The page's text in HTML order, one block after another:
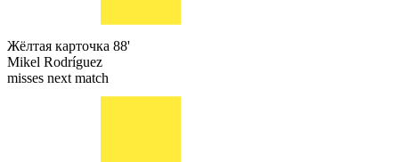
Жёлтая карточка 88'
Mikel Rodríguez
misses next match